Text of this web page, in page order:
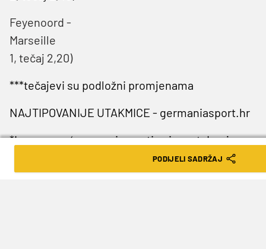
Feyenoord -
1, tečaj 2,20)
***tečajevi su podložni promjenama
NAJTIPOVANIJE UTAKMICE - germaniasport.hr
*Igre na sreću mogu izazvati ovisnost. Igraj
PODIJELI SADRŽAJ